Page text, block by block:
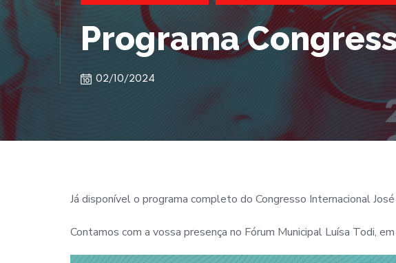
Programa
02/10/2024
Já disponível o programa completo do Congresso Internacional
Contamos com a vossa presença no Fórum Municipal Luísa Todi,